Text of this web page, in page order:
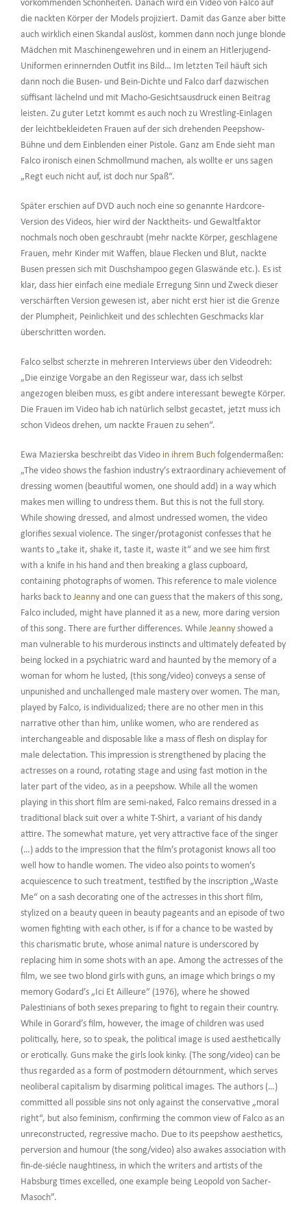
vorkommenden Schönheiten. Danach wird ein Video von Falco auf
die nackten Körper der Models projiziert. Damit das Ganze aber bitte
auch wirklich einen Skandal auslöst, kommen dann noch junge blonde
Mädchen mit Maschinengewehren und in einem an Hitlerjugend-
Uniformen erinnernden Outfit ins Bild… Im letzten Teil häuft sich
dann noch die Busen- und Bein-Dichte und Falco darf dazwischen
süffisant lächelnd und mit Macho-Gesichtsausdruck einen Beitrag
leisten. Zu guter Letzt kommt es auch noch zu Wrestling-Einlagen
der leichtbekleideten Frauen auf der sich drehenden Peepshow-
Bühne und dem Einblenden einer Pistole. Ganz am Ende sieht man
Falco ironisch einen Schmollmund machen, als wollte er uns sagen
„Regt euch nicht auf, ist doch nur Spaß“.
Später erschien auf DVD auch noch eine so genannte Hardcore-
Version des Videos, hier wird der Nacktheits- und Gewaltfaktor
nochmals noch oben geschraubt (mehr nackte Körper, geschlagene
Frauen, mehr Kinder mit Waffen, blaue Flecken und Blut, nackte
Busen pressen sich mit Duschshampoo gegen Glaswände etc.). Es ist
klar, dass hier einfach eine mediale Erregung Sinn und Zweck dieser
verschärften Version gewesen ist, aber nicht erst hier ist die Grenze
der Plumpheit, Peinlichkeit und des schlechten Geschmacks klar
überschritten worden.
Falco selbst scherzte in mehreren Interviews über den Videodreh:
„Die einzige Vorgabe an den Regisseur war, dass ich selbst
angezogen bleiben muss, es gibt andere interessant bewegte Körper.
Die Frauen im Video hab ich natürlich selbst gecastet, jetzt muss ich
schon Videos drehen, um nackte Frauen zu sehen“.
Ewa Mazierska beschreibt das Videoin ihrem Buchfolgendermaßen:
„The video shows the fashion industry’s extraordinary achievement of
dressing women (beautiful women, one should add) in a way which
makes men willing to undress them. But this is not the full story.
While showing dressed, and almost undressed women, the video
glorifies sexual violence. The singer/protagonist confesses that he
wants to „take it, shake it, taste it, waste it“ and we see him first
with a knife in his hand and then breaking a glass cupboard,
containing photographs of women. This reference to male violence
harks back to Jeannyand one can guess that the makers of this song,
Falco included, might have planned it as a new, more daring version
of this song. There are further differences. While Jeannyshowed a
man vulnerable to his murderous instincts and ultimately defeated by
being locked in a psychiatric ward and haunted by the memory of a
woman for whom he lusted, (this song/video) conveys a sense of
unpunished and unchallenged male mastery over women. The man,
played by Falco, is individualized; there are no other men in this
narrative other than him, unlike women, who are rendered as
interchangeable and disposable like a mass of flesh on display for
male delectation. This impression is strengthened by placing the
actresses on a round, rotating stage and using fast motion in the
later part of the video, as in a peepshow. While all the women
playing in this short film are semi-naked, Falco remains dressed in a
traditional black suit over a white T-Shirt, a variant of his dandy
attire. The somewhat mature, yet very attractive face of the singer
(…) adds to the impression that the film’s protagonist knows all too
well how to handle women. The video also points to women’s
acquiescence to such treatment, testified by the inscription „Waste
Me“ on a sash decorating one of the actresses in this short film,
stylized on a beauty queen in beauty pageants and an episode of two
women fighting with each other, is if for a chance to be wasted by
this charismatic brute, whose animal nature is underscored by
replacing him in some shots with an ape. Among the actresses of the
film, we see two blond girls with guns, an image which brings o my
memory Godard’s „Ici Et Ailleure“ (1976), where he showed
Palestinians of both sexes preparing to fight to regain their country.
While in Gorard’s film, however, the image of children was used
politically, here, so to speak, the political image is used aesthetically
or erotically. Guns make the girls look kinky. (The song/video) can be
thus regarded as a form of postmodern détournment, which serves
neoliberal capitalism by disarming political images. The authors (…)
committed all possible sins not only against the conservative „moral
right“, but also feminism, confirming the common view of Falco as an
unreconstructed, regressive macho. Due to its peepshow aesthetics,
perversion and humour (the song/video) also awakes association with
fin-de-siécle naughtiness, in which the writers and artists of the
Habsburg times excelled, one example being Leopold von Sacher-
Masoch”.